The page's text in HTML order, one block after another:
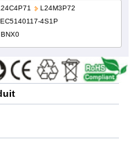
L24M3P72
4S1P
BNX0